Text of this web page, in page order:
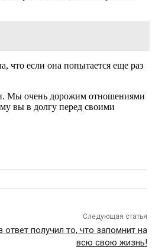
что если она попытается еще раз
Мы очень дорожим отношениями
вы в долгу перед своими
Следующая статья
получил то, что запомнит на
всю свою жизнь!